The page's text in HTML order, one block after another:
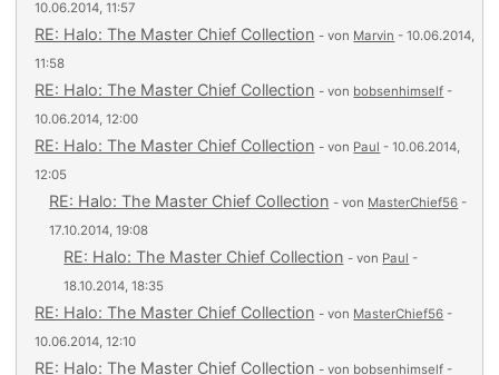
10.06.2014, 11:57
RE: Halo: The Master Chief Collection - von Marvin - 10.06.2014,
11:58
RE: Halo: The Master Chief Collection - von bobsenhimself -
10.06.2014, 12:00
RE: Halo: The Master Chief Collection - von Paul - 10.06.2014,
12:05
RE: Halo: The Master Chief Collection - von MasterChief56 -
17.10.2014, 19:08
RE: Halo: The Master Chief Collection - von Paul -
18.10.2014, 18:35
RE: Halo: The Master Chief Collection - von MasterChief56 -
10.06.2014, 12:10
RE: Halo: The Master Chief Collection - von bobsenhimself -